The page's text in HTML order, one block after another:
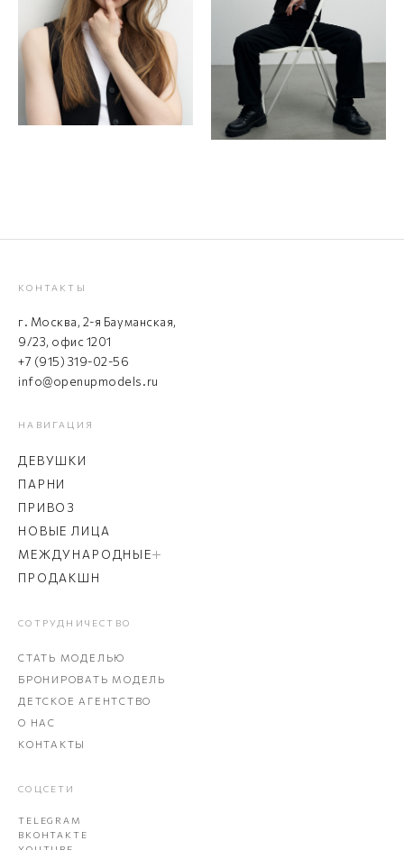
КОНТАКТЫ
г. Москва, 2-я Бауманская,
9/23, офис 1201
+7 (915) 319-02-56
info@openupmodels.ru
НАВИГАЦИЯ
ДЕВУШКИ
ПАРНИ
ПРИВОЗ
НОВЫЕ ЛИЦА
МЕЖДУНАРОДНЫЕ
ПРОДАКШН
СОТРУДНИЧЕСТВО
СТАТЬ МОДЕЛЬЮ
БРОНИРОВАТЬ МОДЕЛЬ
ДЕТСКОЕ АГЕНТСТВО
О НАС
КОНТАКТЫ
СОЦСЕТИ
TELEGRAM
ВКОНТАКТЕ